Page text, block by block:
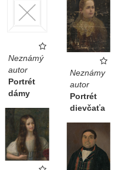
Neznámý
autor
Portrét
dámy
Neznámy
autor
Portrét
dievčaťa